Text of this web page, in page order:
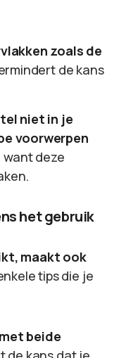
zoals de
de kans
niet in je
voorwerpen
want deze
het gebruik
maakt ook
tips die je
beide